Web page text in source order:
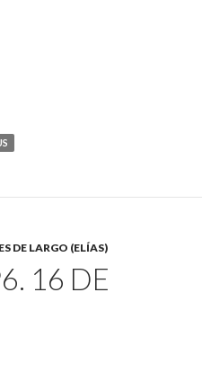
DE LARGO (ELÍAS)
16 DE